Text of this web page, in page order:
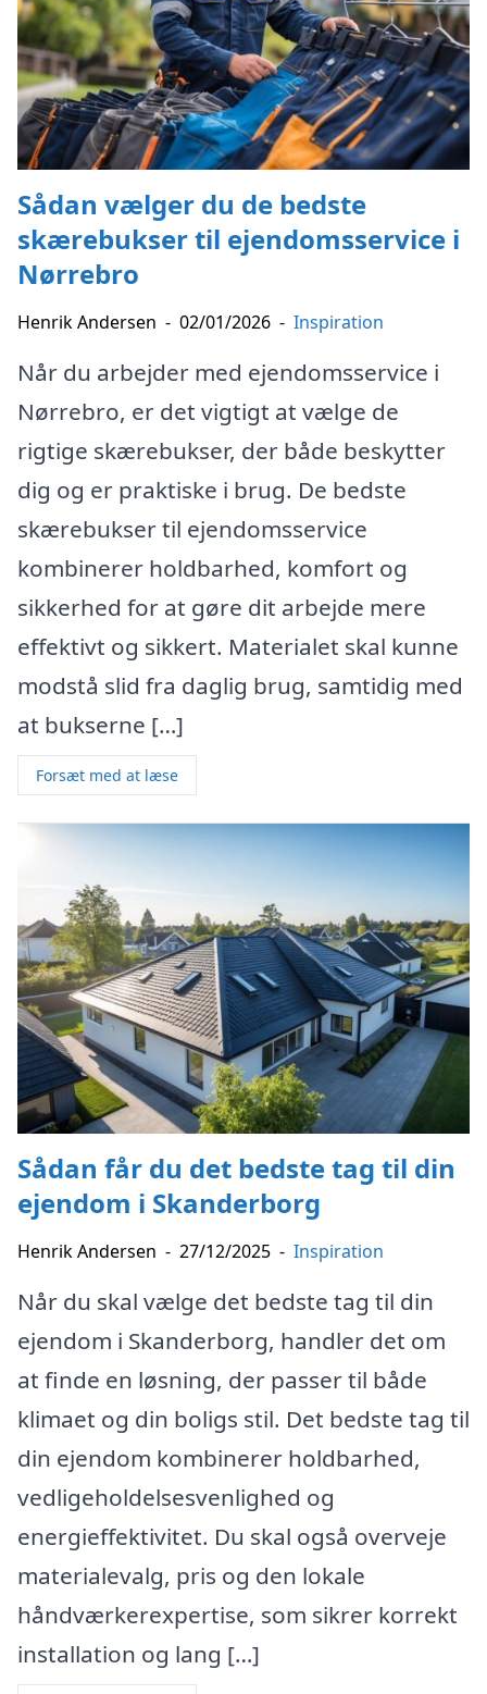
Sådan vælger du de bedste
skærebukser til ejendomsservice i
Nørrebro
Henrik Andersen - 02/01/2026 - Inspiration
Når du arbejder med ejendomsservice i
Nørrebro, er det vigtigt at vælge de
rigtige skærebukser, der både beskytter
dig og er praktiske i brug. De bedste
skærebukser til ejendomsservice
kombinerer holdbarhed, komfort og
sikkerhed for at gøre dit arbejde mere
effektivt og sikkert. Materialet skal kunne
modstå slid fra daglig brug, samtidig med
at bukserne […]
Forsæt med at læse
Sådan får du det bedste tag til din
ejendom i Skanderborg
Henrik Andersen - 27/12/2025 - Inspiration
Når du skal vælge det bedste tag til din
ejendom i Skanderborg, handler det om
at finde en løsning, der passer til både
klimaet og din boligs stil. Det bedste tag til
din ejendom kombinerer holdbarhed,
vedligeholdelsesvenlighed og
energieffektivitet. Du skal også overveje
materialevalg, pris og den lokale
håndværkerexpertise, som sikrer korrekt
installation og lang […]